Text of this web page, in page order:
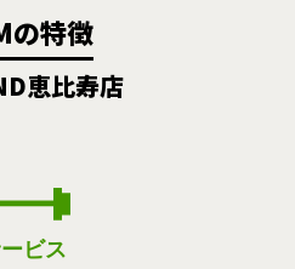
の特徴
恵比寿店
ビス